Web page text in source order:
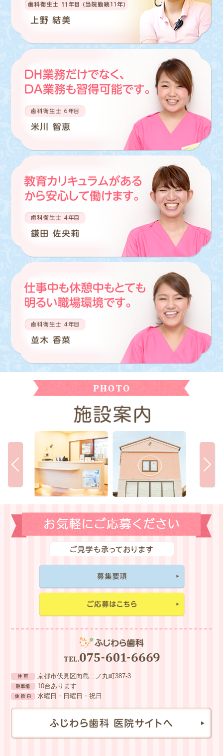
京都市伏見区向島二ノ丸町387-3
10台あります
水曜日・日曜日・祝日